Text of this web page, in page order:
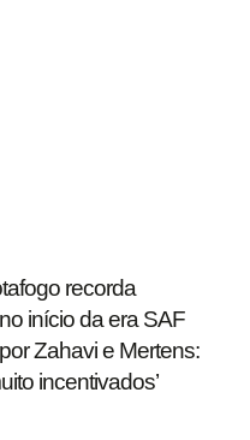
recorda
no início da era SAF
Zahavi e Mertens:
incentivados’